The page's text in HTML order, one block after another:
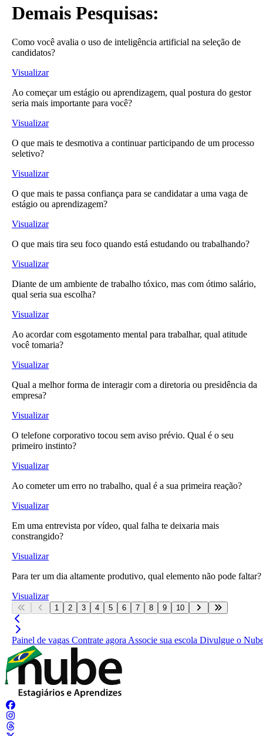
Demais Pesquisas:
Como você avalia o uso de inteligência artificial na seleção de
candidatos?
Visualizar
Ao começar um estágio ou aprendizagem, qual postura do gestor
seria mais importante para você?
Visualizar
O que mais te desmotiva a continuar participando de um processo
seletivo?
Visualizar
O que mais te passa confiança para se candidatar a uma vaga de
estágio ou aprendizagem?
Visualizar
O que mais tira seu foco quando está estudando ou trabalhando?
Visualizar
Diante de um ambiente de trabalho tóxico, mas com ótimo salário,
qual seria sua escolha?
Visualizar
Ao acordar com esgotamento mental para trabalhar, qual atitude
você tomaria?
Visualizar
Qual a melhor forma de interagir com a diretoria ou presidência da
empresa?
Visualizar
O telefone corporativo tocou sem aviso prévio. Qual é o seu
primeiro instinto?
Visualizar
Ao cometer um erro no trabalho, qual é a sua primeira reação?
Visualizar
Em uma entrevista por vídeo, qual falha te deixaria mais
constrangido?
Visualizar
Para ter um dia altamente produtivo, qual elemento não pode faltar?
Visualizar
1 2 3 4 5 6 7 8 9 10
Painel de vagas Contrate agora Associe sua escola Divulgue o